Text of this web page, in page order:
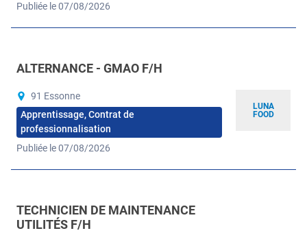
Publiée le 07/08/2026
LUNA
FOOD
ALTERNANCE - GMAO F/H
91 Essonne
Apprentissage, Contrat de
professionnalisation
Publiée le 07/08/2026
TECHNICIEN DE MAINTENANCE
UTILITÉS F/H